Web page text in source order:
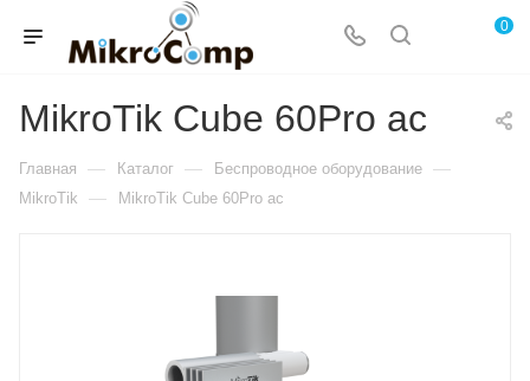
0
MikroTik Cube 60Pro ac
Главная — Каталог — Беспроводное оборудование —
MikroTik — MikroTik Cube 60Pro ac